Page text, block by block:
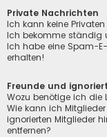
Private Nachrichten
Ich kann keine
Ich bekomme ständig
Ich habe eine Spam-
erhalten!
Freunde und
Wozu benötige ich die
Wie kann ich
ignorierten Mitglieder
entfernen?